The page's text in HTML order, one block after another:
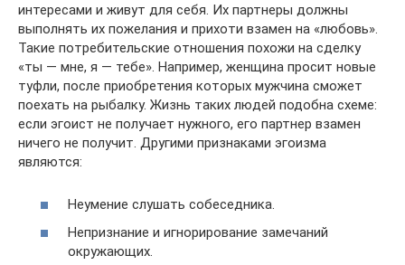
интересами и живут для себя. Их партнеры должны
выполнять их пожелания и прихоти взамен на «любовь».
Такие потребительские отношения похожи на сделку
«ты — мне, я — тебе». Например, женщина просит новые
туфли, после приобретения которых мужчина сможет
поехать на рыбалку. Жизнь таких людей подобна схеме:
если эгоист не получает нужного, его партнер взамен
ничего не получит. Другими признаками эгоизма
являются:
Неумение слушать собеседника.
Непризнание и игнорирование замечаний
окружающих.